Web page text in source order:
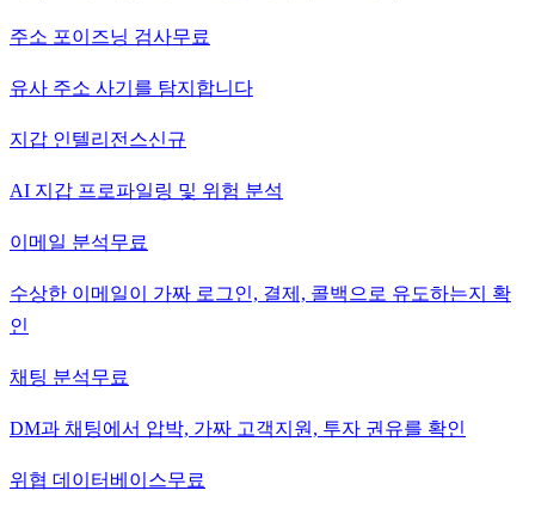
주소 포이즈닝 검사무료
유사 주소 사기를 탐지합니다
지갑 인텔리전스신규
AI 지갑 프로파일링 및 위험 분석
이메일 분석무료
수상한 이메일이 가짜 로그인, 결제, 콜백으로 유도하는지 확
인
채팅 분석무료
DM과 채팅에서 압박, 가짜 고객지원, 투자 권유를 확인
위협 데이터베이스무료